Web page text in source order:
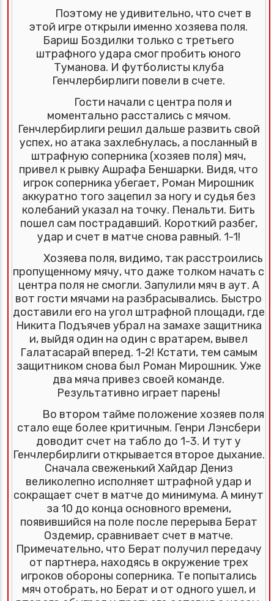
Поэтому не удивительно, что счет в
этой игре открыли именно хозяева поля.
Бариш Боздилки только с третьего
штрафного удара смог пробить юного
Туманова. И футболисты клуба
Генчлербирлиги повели в счете.
Гости начали с центра поля и
моментально расстались с мячом.
Генчлербирлиги решил дальше развить свой
успех, но атака захлебнулась, а посланный в
штрафную соперника (хозяев поля) мяч,
привел к рывку Ашрафа Беншарки. Видя, что
игрок соперника убегает, Роман Мирошник
аккуратно того зацепил за ногу и судья без
колебаний указал на точку. Пенальти. Бить
пошел сам пострадавший. Короткий разбег,
удар и счет в матче снова равный. 1-1!
Хозяева поля, видимо, так расстроились
пропущенному мячу, что даже толком начать с
центра поля не смогли. Запулили мяч в аут. А
вот гости мячами на разбрасывались. Быстро
доставили его на угол штрафной площади, где
Никита Подъячев убрал на замахе защитника
и, выйдя один на один с вратарем, вывел
Галатасарай вперед. 1-2! Кстати, тем самым
защитником снова был Роман Мирошник. Уже
два мяча привез своей команде.
Результативно играет парень!
Во втором тайме положение хозяев поля
стало еще более критичным. Генри Лэнсбери
доводит счет на табло до 1-3. И тут у
Генчлербирлиги открывается второе дыхание.
Сначала свеженький Хайдар Дениз
великолепно исполняет штрафной удар и
сокращает счет в матче до минимума. А минут
за 10 до конца основного времени,
появившийся на поле после перерыва Берат
Оздемир, сравнивает счет в матче.
Примечательно, что Берат получил передачу
от партнера, находясь в окружение трех
игроков обороны соперника. Те попытались
мяч отобрать, но Берат и от одного ушел, и